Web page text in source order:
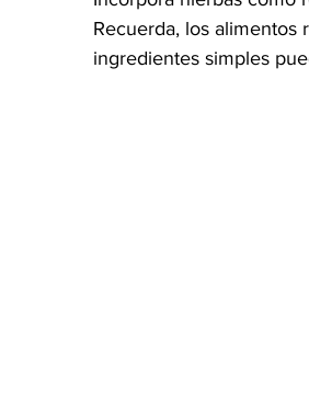
Recuerda, los
ingredientes simples